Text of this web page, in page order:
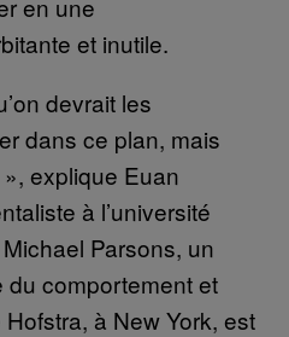
et inutile.
devrait les
dans ce plan, mais
explique Euan
à l’université
Parsons, un
comportement et
à New York, est